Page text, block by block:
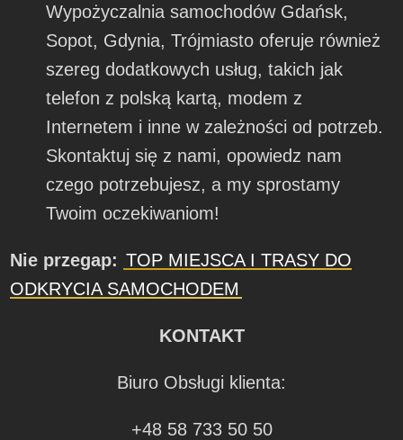
Wypożyczalnia samochodów Gdańsk,
Sopot, Gdynia, Trójmiasto oferuje również
szereg dodatkowych usług, takich jak
telefon z polską kartą, modem z
Internetem i inne w zależności od potrzeb.
Skontaktuj się z nami, opowiedz nam
czego potrzebujesz, a my sprostamy
Twoim oczekiwaniom!
Nie przegap: TOP MIEJSCA I TRASY DO
ODKRYCIA SAMOCHODEM
KONTAKT
Biuro Obsługi klienta:
+48 58 733 50 50